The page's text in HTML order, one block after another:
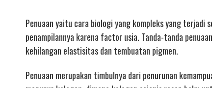
Penuaan yaitu cara biologi yang kompleks yang terjadi
penampilannya karena factor usia. Tanda-tanda
kehilangan elastisitas dan tembuatan pigmen.
Penuaan merupakan timbulnya dari penurunan